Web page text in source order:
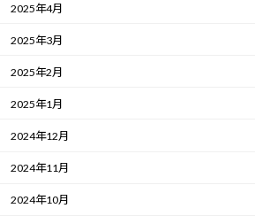
2025年4月
2025年3月
2025年2月
2025年1月
2024年12月
2024年11月
2024年10月